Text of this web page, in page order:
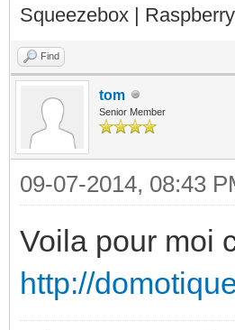
Squeezebox |
Find
tom
Senior Member
09-07-2014, 08:43
Voila pour moi
http://